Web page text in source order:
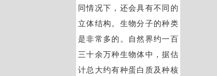
同情况下，还会具有不同的
立体结构。生物分子的种类
是非常多的。自然界约一百
三十余万种生物体中，据估
计总大约有种蛋白质及种核